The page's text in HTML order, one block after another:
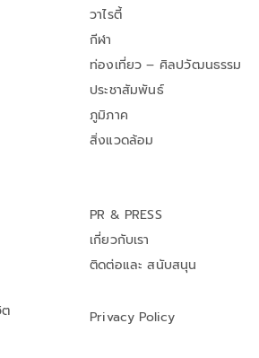
วาไรตี้
กีฬา
ท่องเที่ยว – ศิลปวัฒนธรรม
ประชาสัมพันธ์
ภูมิภาค
สิ่งแวดล้อม
PR & PRESS
เกี่ยวกับเรา
ติดต่อและ สนับสนุน
Privacy Policy